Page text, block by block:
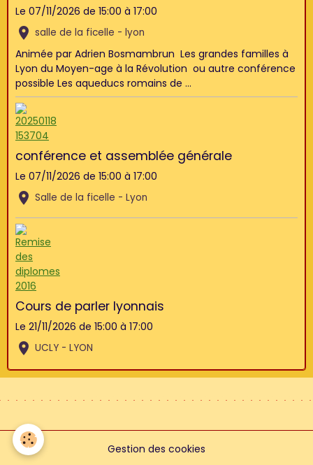
Le 07/11/2026 de 15:00 à 17:00
salle de la ficelle - lyon
Animée par Adrien Bosmambrun Les grandes familles à
Lyon du Moyen-age à la Révolution ou autre conférence
possible Les aqueducs romains de ...
conférence et assemblée générale
Le 07/11/2026 de 15:00 à 17:00
Salle de la ficelle - Lyon
Cours de parler lyonnais
Le 21/11/2026 de 15:00 à 17:00
UCLY - LYON
Gestion des cookies